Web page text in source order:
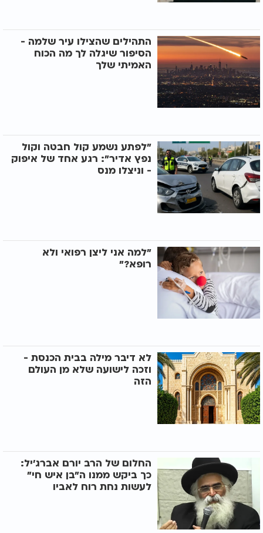
התהילים שהצילו עיר שלמה -
הסיפור שיגלה לך מה הכוח
האמיתי שלך
"לפתע נשמע קול חבטה וקול
נפץ אדיר": רגע אחד של איפוק
- וניצלו מנס
"למה אני ליצן רפואי ולא
רופא?"
לא דיבר מילה בבית הכנסת -
וזכה לישועה שלא מן העולם
הזה
החלום של הרב יורם אברג'יל:
כך ביקש ממנו ה"בן איש חי"
לעשות נחת רוח לאביו